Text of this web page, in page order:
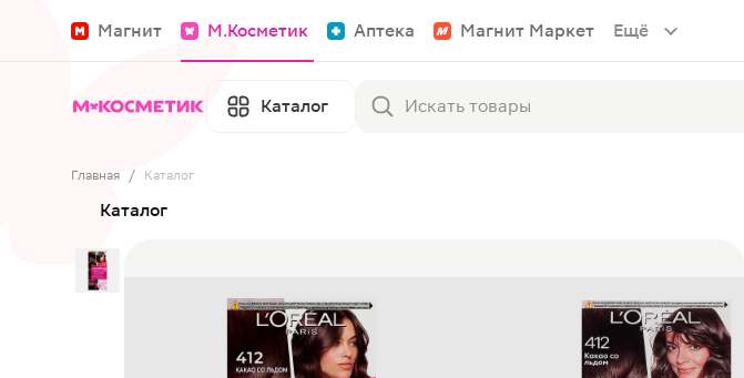
Магнит М.Косметик Аптека Магнит Маркет Ещё
Каталог
Главная / Каталог
Каталог